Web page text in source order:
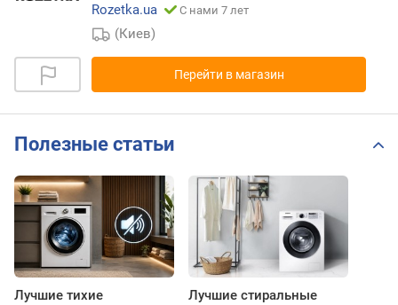
Rozetka.ua
С нами 7 лет
(Киев)
Перейти в магазин
Полезные статьи
Лучшие тихие
Лучшие стиральные